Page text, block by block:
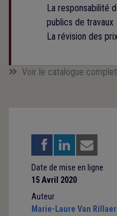
La responsabilité
publics de travaux
La révision des
Voir le catalogue complet
Date de mise en ligne
15 Avril 2020
Auteur
Marie-Laure Van Rillaer